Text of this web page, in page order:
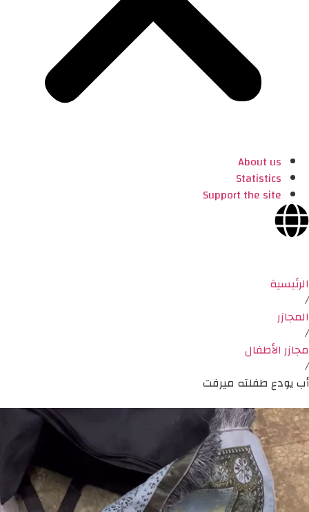
About us
Statistics
Support the site
الرئيسية
/
المجازر
/
مجازر الأطفال
/
أب يودع طفلته ميرفت